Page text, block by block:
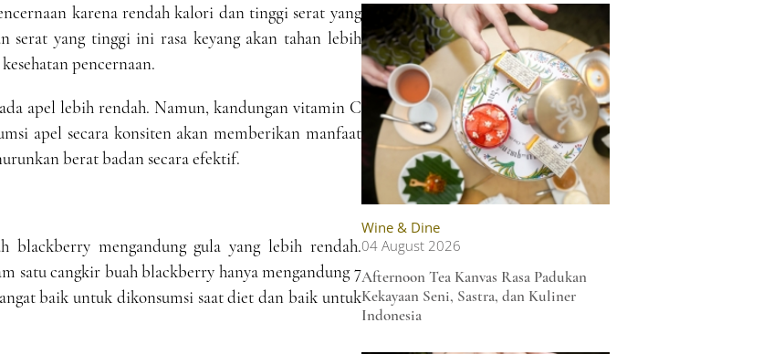
karena rendah kalori dan tinggi serat yang
serat yang tinggi ini rasa keyang akan tahan lebih
pencernaan.
apel lebih rendah. Namun, kandungan vitamin C
apel secara konsiten akan memberikan manfaat
berat badan secara efektif.
blackberry mengandung gula yang lebih rendah.
satu cangkir buah blackberry hanya mengandung 7
baik untuk dikonsumsi saat diet dan baik untuk
Wine & Dine
04 August 2026
Afternoon Tea Kanvas Rasa Padukan
Kekayaan Seni, Sastra, dan Kuliner
Indonesia